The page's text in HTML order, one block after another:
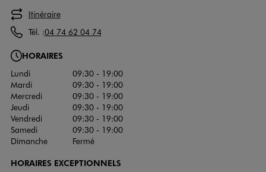
Itinéraire
Tél. :04 74 62 04 74
HORAIRES
Lundi
09:30 - 19:00
Mardi
09:30 - 19:00
Mercredi
09:30 - 19:00
Jeudi
09:30 - 19:00
Vendredi
09:30 - 19:00
Samedi
09:30 - 19:00
Dimanche
Fermé
HORAIRES EXCEPTIONNELS